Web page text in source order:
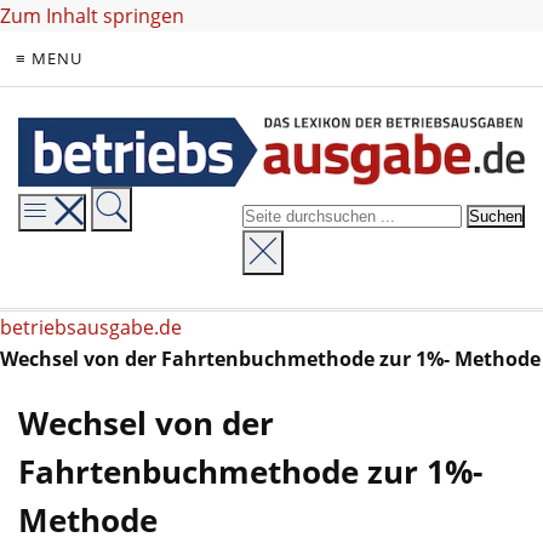
Zum Inhalt springen
≡ MENU
betriebsausgabe.de
Wechsel von der Fahrtenbuchmethode zur 1%- Methode
Wechsel von der
Fahrtenbuchmethode zur 1%-
Methode